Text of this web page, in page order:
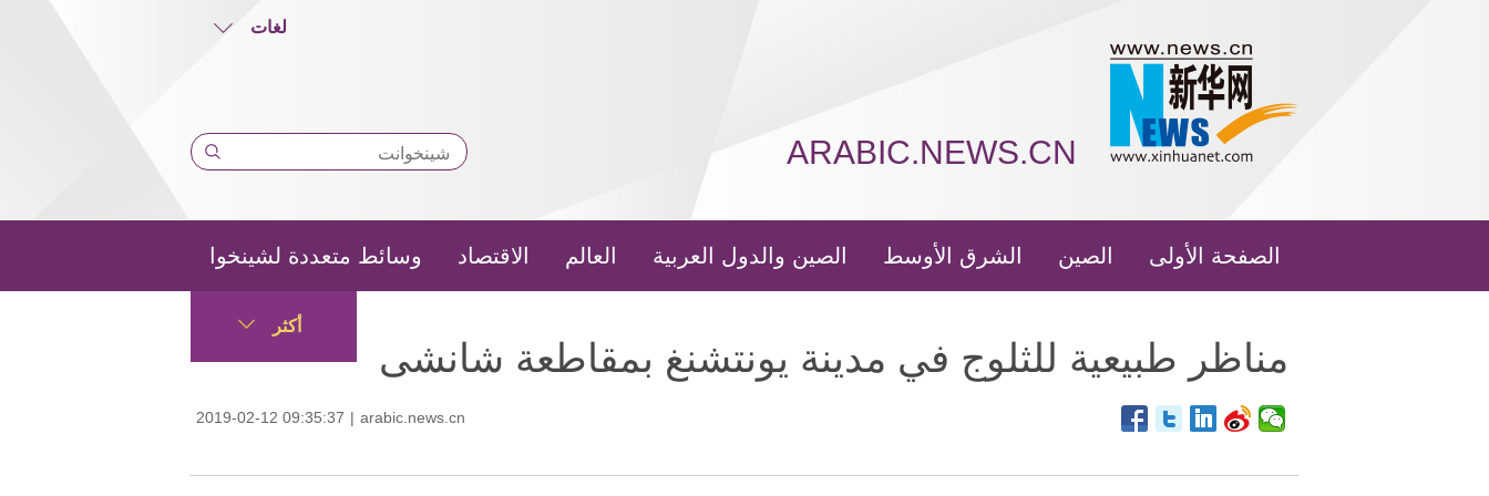
لغات
ARABIC.NEWS.CN
الصفحة الأولى الصين الشرق الأوسط الصين والدول العربية العالم الاقتصاد وسائط متعددة لشينخوا
أكثر
مناظر طبيعية للثلوج في مدينة يونتشنغ بمقاطعة شانشى
2019-02-12 09:35:37 | arabic.news.cn